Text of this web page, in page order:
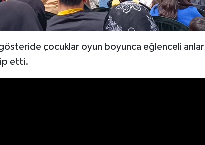
çocuklar oyun boyunca eğlenceli anlar
etti.